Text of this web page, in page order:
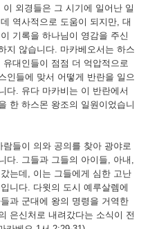
이 외경들은 그 시기에 일어난 일
역사적으로 도움이 되지만, 대
기록을 하나님이 영감을 주신
지 않습니다. 마카베오서는 하스
유대인들이 점점 더 억압적으로
인들에 맞서 어떻게 반란을 일으
다. 유다 마카비는 이 반란에서
한 하스몬 왕조의 일원이었습니
람들이 의와 공의를 찾아 광야로
다. 그들과 그들의 아이들, 아내,
는데, 이는 그들에게 심한 고난
니다. 다윗의 도시 예루살렘에
과 군대에 왕의 명령을 거역한
은신처로 내려갔다는 소식이 전